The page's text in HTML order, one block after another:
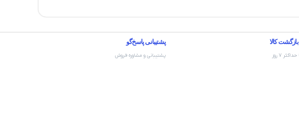
کالا
۷ روز
پشتیبانی پاسخ‌گو
پشتیبانی و مشاوره فروش